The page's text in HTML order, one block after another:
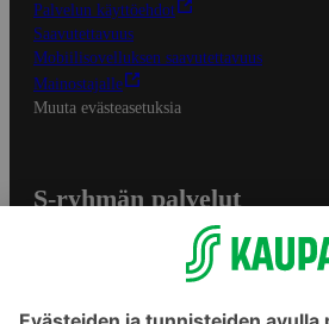
Palvelun käyttöehdot
Saavutettavuus
Mobiilisovelluksen saavutettavuus
Mainostajalle
Muuta evästeasetuksia
S-ryhmän palvelut